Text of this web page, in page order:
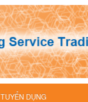
TUYỂN DỤNG